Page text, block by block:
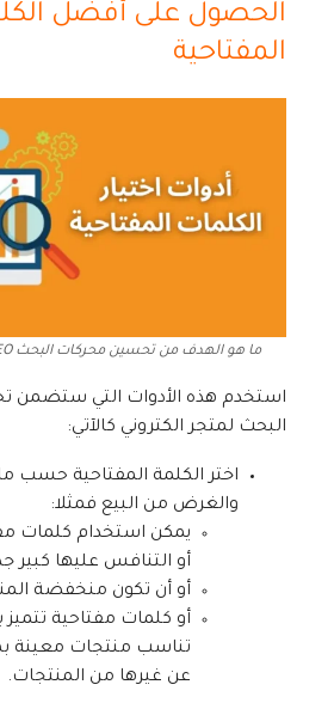
الحصول على أفضل
المفتاحية
ما هو الهدف من تحسين محركات البحث SEO للمتجر الإلكتروني؟
استخدم هذه الأدوات التي ستضمن
البحث لمتجر الكتروني كالآتي:
اختر الكلمة المفتاحية حسب
والغرض من البيع فمثلا:
يمكن استخدام كلمات
أو التنافس عليها كبير
أو أن تكون منخفضة
أو كلمات مفتاحية
تناسب منتجات معينة
عن غيرها من المنتجات.